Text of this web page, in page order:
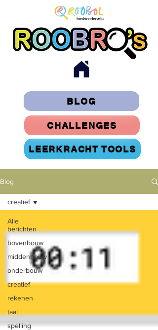
LEERKRACHT TOOLS
CHALLENGES
BLOG
Blog
Alle
berichten
bovenbouw
middenbouw
onderbouw
creatief
rekenen
taal
spelling
creatief